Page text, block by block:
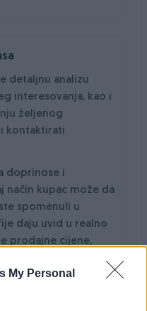
My Personal
detaljnu analizu
interesovanja, kao i
željenog
kontaktirati
doprinose i
način kupac može da
spomenuli u
daju uvid u realno
prodajne cijene,
definisani uslovi